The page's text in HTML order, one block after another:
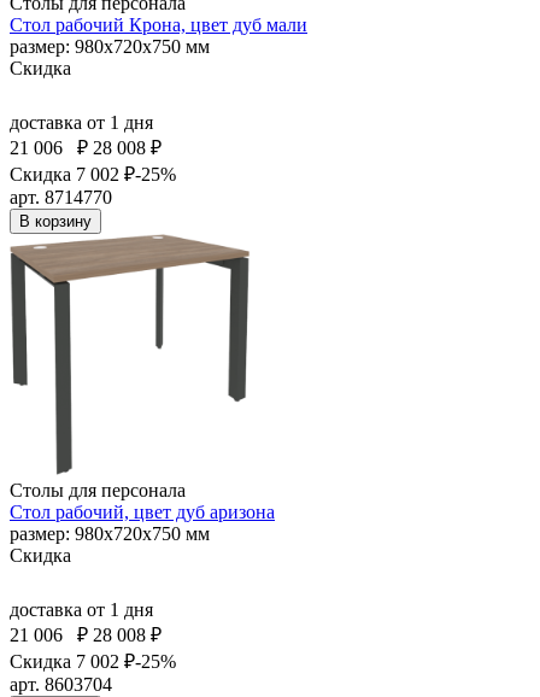
Стол рабочий Крона, цвет дуб мали
размер: 980х720х750 мм
Скидка
доставка от 1 дня
21 006
₽ 28 008 ₽
Скидка 7 002 ₽-25%
арт. 8714770
В корзину
Столы для персонала
Стол рабочий, цвет дуб аризона
размер: 980х720х750 мм
Скидка
доставка от 1 дня
21 006
₽ 28 008 ₽
Скидка 7 002 ₽-25%
арт. 8603704